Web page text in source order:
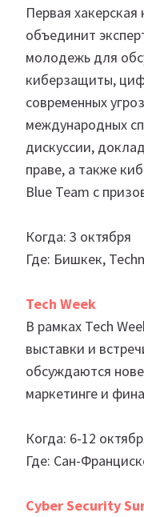
Первая
объединит
молодежь для
киберзащиты,
современных
международных
дискуссии,
праве, а также
Blue Team с
Когда: 3 октября
Где: Бишкек,
Tech Week
В рамках Tech
выставки и
обсуждаются
маркетинге и
Когда: 6-12
Где: Сан-
Cyber Security